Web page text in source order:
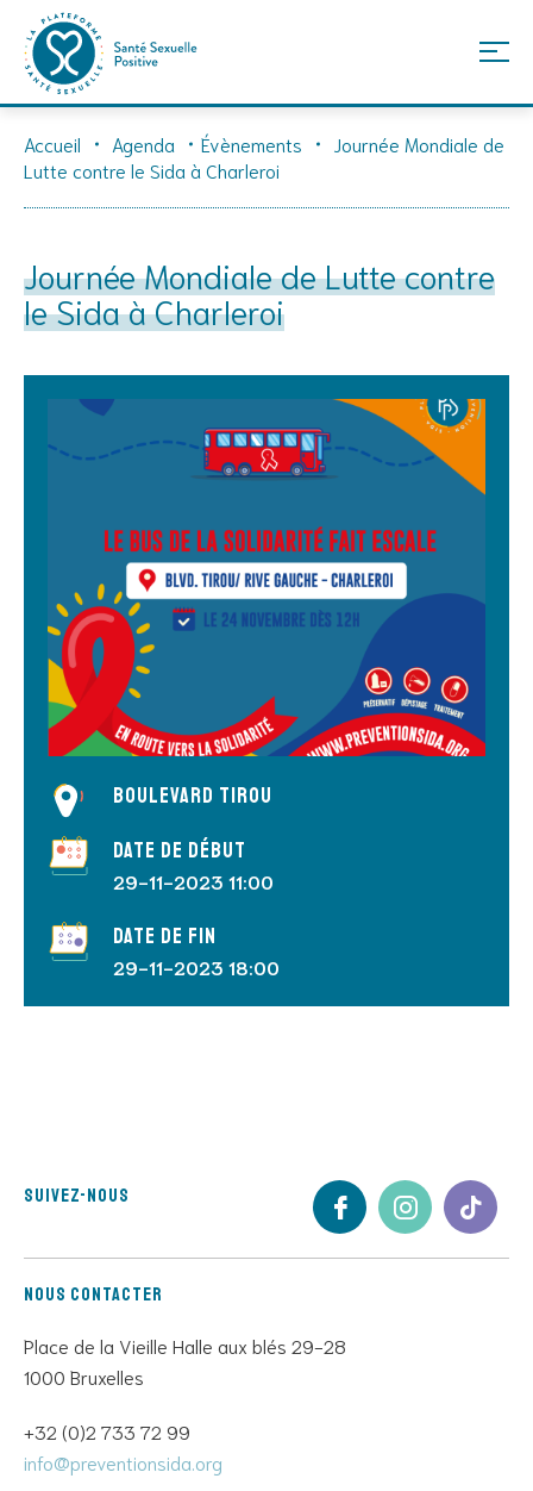
content
Accueil Agenda Évènements
Journée Mondiale de
Lutte contre le Sida à Charleroi
Journée Mondiale de Lutte contre
le Sida à Charleroi
Boulevard Tirou
Date de début
29-11-2023 11:00
Date de fin
29-11-2023 18:00
Suivez-nous
Nous contacter
Place de la Vieille Halle aux blés 29-28
1000 Bruxelles
+32 (0)2 733 72 99
info@preventionsida.org